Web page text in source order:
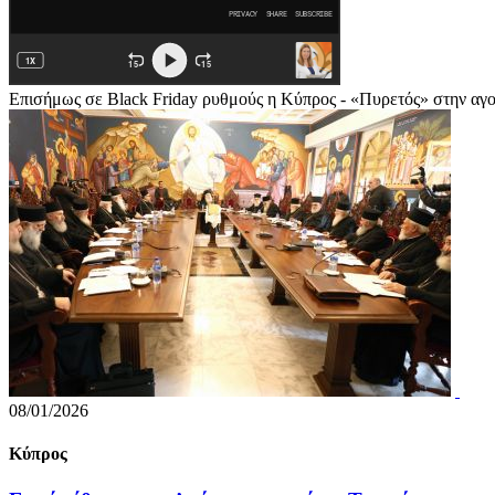
Επισήμως σε Black Friday ρυθμούς η Κύπρος - «Πυρετός» στην
08/01/2026
Κύπρος